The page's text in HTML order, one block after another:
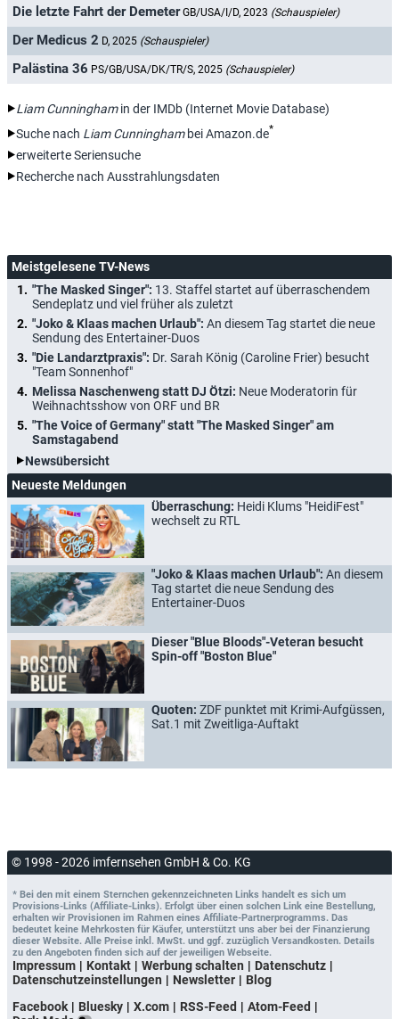
Die letzte Fahrt der Demeter GB/USA/I/D, 2023 (Schauspieler)
Der Medicus 2 D, 2025 (Schauspieler)
Palästina 36 PS/GB/USA/DK/TR/S, 2025 (Schauspieler)
Liam Cunninghamin der IMDb (Internet Movie Database)
Suche nach Liam Cunninghambei Amazon.de*
erweiterte Seriensuche
Recherche nach Ausstrahlungsdaten
Meistgelesene TV-News
"The Masked Singer": 13. Staffel startet auf überraschendem
Sendeplatz und viel früher als zuletzt
"Joko & Klaas machen Urlaub": An diesem Tag startet die neue
Sendung des Entertainer-Duos
"Die Landarztpraxis": Dr. Sarah König (Caroline Frier) besucht
"Team Sonnenhof"
Melissa Naschenweng statt DJ Ötzi: Neue Moderatorin für
Weihnachtsshow von ORF und BR
"The Voice of Germany" statt "The Masked Singer" am
Samstagabend
Newsübersicht
Neueste Meldungen
Überraschung: Heidi Klums "HeidiFest"
wechselt zu RTL
"Joko & Klaas machen Urlaub": An diesem
Tag startet die neue Sendung des
Entertainer-Duos
Dieser "Blue Bloods"-Veteran besucht
Spin-off "Boston Blue"
Quoten: ZDF punktet mit Krimi-Aufgüssen,
Sat.1 mit Zweitliga-Auftakt
© 1998 - 2026 imfernsehen GmbH & Co. KG
* Bei den mit einem Sternchen gekennzeichneten Links handelt es sich um
Provisions-Links (Affiliate-Links). Erfolgt über einen solchen Link eine Bestellung,
erhalten wir Provisionen im Rahmen eines Affiliate-Partnerprogramms. Das
bedeutet keine Mehrkosten für Käufer, unterstützt uns aber bei der Finanzierung
dieser Website. Alle Preise inkl. MwSt. und ggf. zuzüglich Versandkosten. Details
zu den Angeboten finden sich auf der jeweiligen Webseite.
Impressum Kontakt Werbung schalten
Datenschutz
Datenschutzeinstellungen
Newsletter
Blog
Facebook
Bluesky X.com RSS-Feed
Atom-Feed